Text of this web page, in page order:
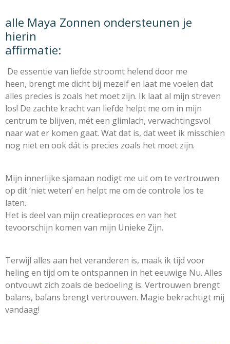
alle Maya Zonnen ondersteunen je
hierin
affirmatie:
De essentie van liefde stroomt helend door me
heen, brengt me dicht bij mezelf en laat me voelen dat
alles precies is zoals het moet zijn. Ik laat al mijn streven
los! De zachte kracht van liefde helpt me om in mijn
centrum te blijven, mét een glimlach, verwachtingsvol
naar wat er komen gaat. Wat dat is, dat weet ik misschien
nog nieten ook dát is precies zoals het moet zijn.
Mijn innerlijke sjamaan nodigt me uitom te vertrouwen
op dit ‘niet weten’en helpt me om de controle los te
laten.
Het is deel van mijn creatieproces en van het
tevoorschijn komen van mijn Unieke Zijn.
Terwijl alles aan het veranderen is, maak ik tijd voor
helingen tijd om te ontspannen in het eeuwige Nu. Alles
ontvouwt zich zoals de bedoeling is. Vertrouwen brengt
balans, balans brengt vertrouwen. Magie bekrachtigt mij
vandaag!